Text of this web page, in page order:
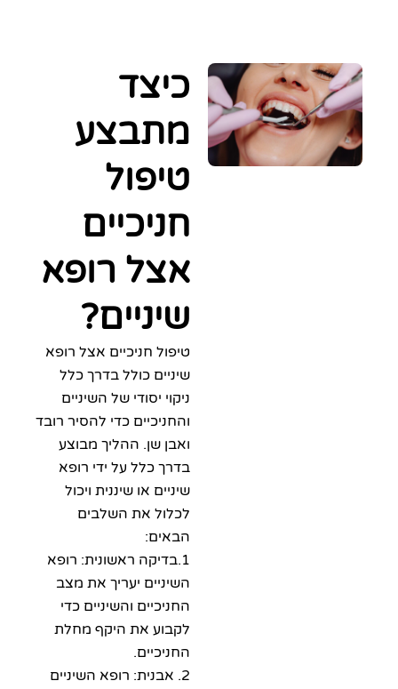
כיצד
מתבצע
טיפול
חניכיים
אצל רופא
שיניים?
טיפול חניכיים אצל רופא
שיניים כולל בדרך כלל
ניקוי יסודי של השיניים
והחניכיים כדי להסיר רובד
ואבן שן. ההליך מבוצע
בדרך כלל על ידי רופא
שיניים או שיננית ויכול
לכלול את השלבים
1.בדיקה ראשונית: רופא
השיניים יעריך את מצב
החניכיים והשיניים כדי
לקבוע את היקף מחלת
2. אבנית: רופא השיניים